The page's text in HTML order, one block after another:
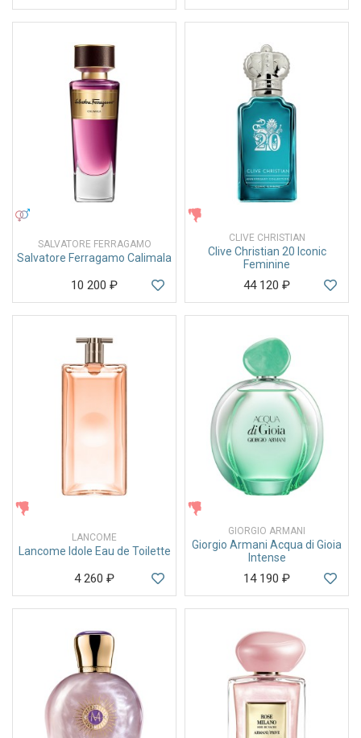
SALVATORE FERRAGAMO
Salvatore Ferragamo Calimala
10 200 ₽
CLIVE CHRISTIAN
Clive Christian 20 Iconic
Feminine
44 120 ₽
LANCOME
Lancome Idole Eau de Toilette
4 260 ₽
GIORGIO ARMANI
Giorgio Armani Acqua di Gioia
Intense
14 190 ₽